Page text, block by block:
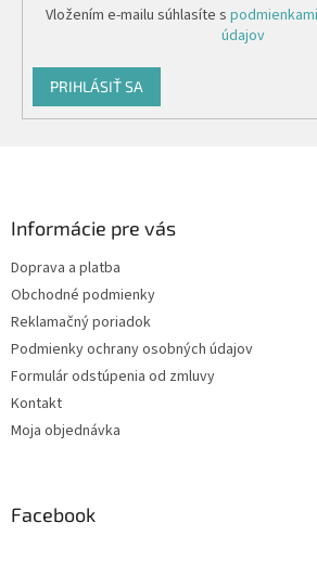
Vložením e-mailu súhlasíte s
údajov
PRIHLÁSIŤ SA
Informácie pre vás
Doprava a platba
Obchodné podmienky
Reklamačný poriadok
Podmienky ochrany osobných údajov
Formulár odstúpenia od zmluvy
Kontakt
Moja objednávka
Facebook